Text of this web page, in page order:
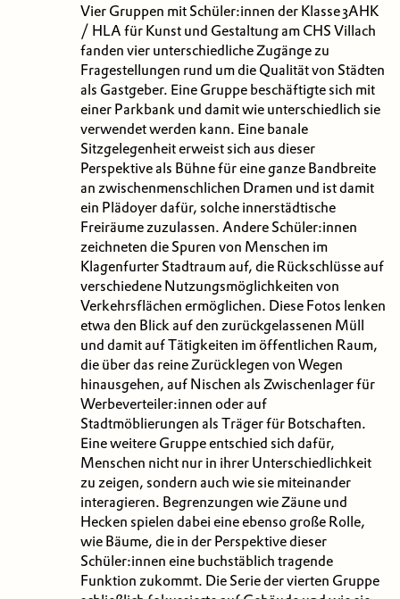
Vier Gruppen mit Schüler:innen der Klasse 3AHK
/ HLA für Kunst und Gestaltung am CHS Villach
fanden vier unterschiedliche Zugänge zu
Fragestellungen rund um die Qualität von Städten
als Gastgeber. Eine Gruppe beschäftigte sich mit
einer Parkbank und damit wie unterschiedlich sie
verwendet werden kann. Eine banale
Sitzgelegenheit erweist sich aus dieser
Perspektive als Bühne für eine ganze Bandbreite
an zwischenmenschlichen Dramen und ist damit
ein Plädoyer dafür, solche innerstädtische
Freiräume zuzulassen. Andere Schüler:innen
zeichneten die Spuren von Menschen im
Klagenfurter Stadtraum auf, die Rückschlüsse auf
verschiedene Nutzungsmöglichkeiten von
Verkehrsflächen ermöglichen. Diese Fotos lenken
etwa den Blick auf den zurückgelassenen Müll
und damit auf Tätigkeiten im öffentlichen Raum,
die über das reine Zurücklegen von Wegen
hinausgehen, auf Nischen als Zwischenlager für
Werbeverteiler:innen oder auf
Stadtmöblierungen als Träger für Botschaften.
Eine weitere Gruppe entschied sich dafür,
Menschen nicht nur in ihrer Unterschiedlichkeit
zu zeigen, sondern auch wie sie miteinander
interagieren. Begrenzungen wie Zäune und
Hecken spielen dabei eine ebenso große Rolle,
wie Bäume, die in der Perspektive dieser
Schüler:innen eine buchstäblich tragende
Funktion zukommt. Die Serie der vierten Gruppe